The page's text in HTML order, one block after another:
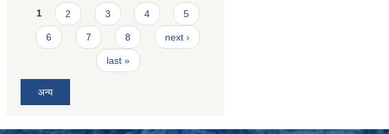
Pages
1 2 3 4 5
6 7 8 next ›
last »
अन्य